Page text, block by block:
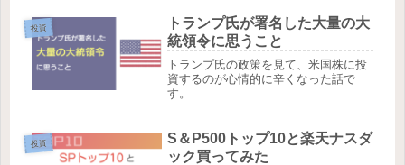
投資
トランプ氏が署名した大量の大
統領令に思うこと
トランプ氏の政策を見て、米国株に投
資するのが心情的に辛くなった話で
す。
投資
S＆P500トップ10と楽天ナスダ
ック買ってみた